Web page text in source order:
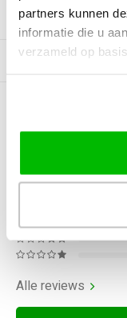
partners kunnen
informatie die u
verzameld op
Gerelateerde
Alle reviews